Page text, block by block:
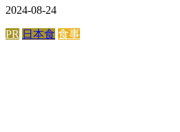
2024-08-24
PR 日本食 食事